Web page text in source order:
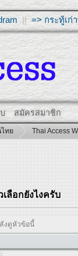
||=> กระทู้เก่
@
สมัครสมาชิก
ทย Thai Access
ลือกยังไงครับ
งดูหัวข้อนี้